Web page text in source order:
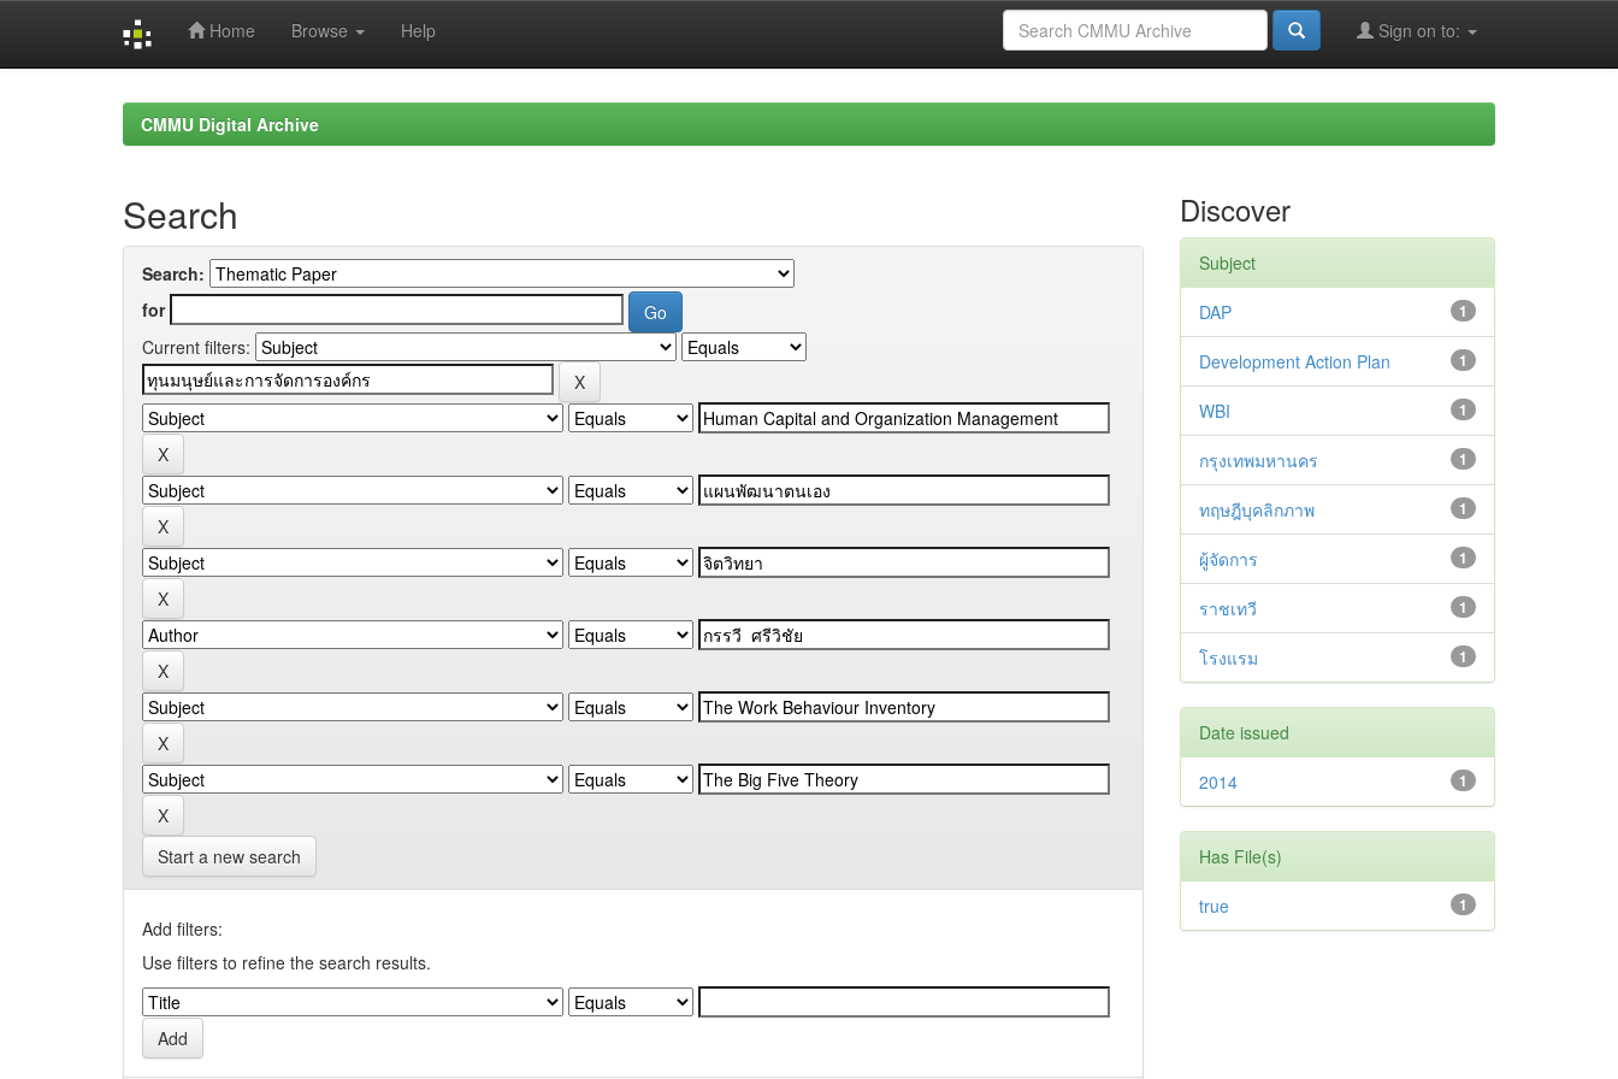
Home Browse Help Sign on to:
CMMU Digital Archive
Search
Search:
for
Current filters:
Start a new search
Add filters:
Use filters to refine the search results.
Discover
Subject
1
DAP
1
Development Action Plan
1
WBI
1
กรุงเทพมหานคร
1
ทฤษฎีบุคลิกภาพ
1
ผู้จัดการ
1
ราชเทวี
1
โรงแรม
Date issued
1
2014
Has File(s)
1
true